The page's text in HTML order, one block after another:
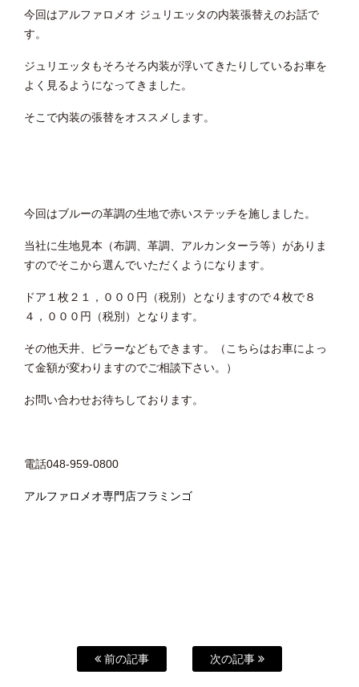
今回はアルファロメオ ジュリエッタの内装張替えのお話で
す。
ジュリエッタもそろそろ内装が浮いてきたりしているお車を
よく見るようになってきました。
そこで内装の張替をオススメします。
今回はブルーの革調の生地で赤いステッチを施しました。
当社に生地見本（布調、革調、アルカンターラ等）がありま
すのでそこから選んでいただくようになります。
ドア１枚２１，０００円（税別）となりますので４枚で８
４，０００円（税別）となります。
その他天井、ピラーなどもできます。（こちらはお車によっ
て金額が変わりますのでご相談下さい。）
お問い合わせお待ちしております。
電話048-959-0800
アルファロメオ専門店フラミンゴ
前の記事 次の記事